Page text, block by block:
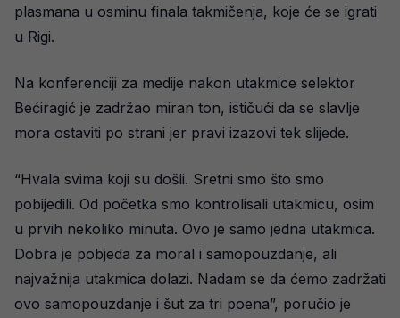
plasmana u osminu finala takmičenja, koje će se igrati
u Rigi.
Na konferenciji za medije nakon utakmice selektor
Bećiragić je zadržao miran ton, ističući da se slavlje
mora ostaviti po strani jer pravi izazovi tek slijede.
“Hvala svima koji su došli. Sretni smo što smo
pobijedili. Od početka smo kontrolisali utakmicu, osim
u prvih nekoliko minuta. Ovo je samo jedna utakmica.
Dobra je pobjeda za moral i samopouzdanje, ali
najvažnija utakmica dolazi. Nadam se da ćemo zadržati
ovo samopouzdanje i šut za tri poena”, poručio je